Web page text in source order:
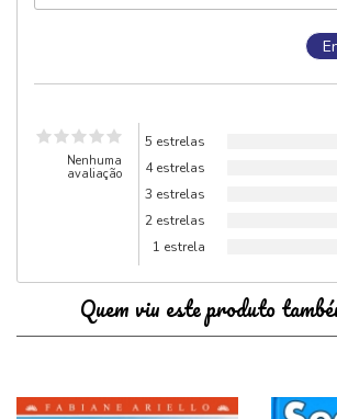
Nenhuma
avaliação
5 estrelas
4 estrelas
3 estrelas
2 estrelas
1 estrela
Quem viu este produto